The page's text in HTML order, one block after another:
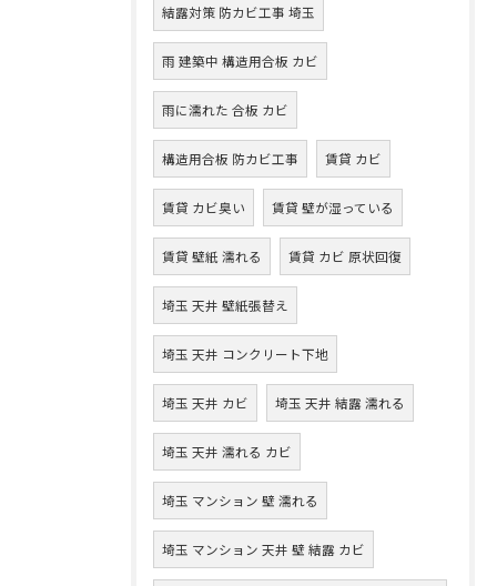
結露対策 防カビ工事 埼玉
雨 建築中 構造用合板 カビ
雨に濡れた 合板 カビ
構造用合板 防カビ工事 賃貸 カビ
賃貸 カビ臭い 賃貸 壁が湿っている
賃貸 壁紙 濡れる 賃貸 カビ 原状回復
埼玉 天井 壁紙張替え
埼玉 天井 コンクリート下地
埼玉 天井 カビ 埼玉 天井 結露 濡れる
埼玉 天井 濡れる カビ
埼玉 マンション 壁 濡れる
埼玉 マンション 天井 壁 結露 カビ